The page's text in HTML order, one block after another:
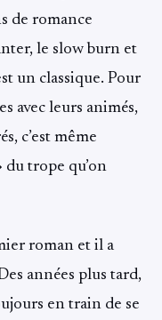
de romance
le slow burn et
un classique. Pour
avec leurs animés,
c’est même
trope qu’on
roman et il a
années plus tard,
en train de se